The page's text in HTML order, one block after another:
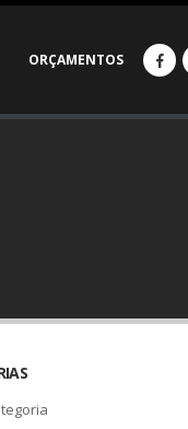
ORÇAMENTOS